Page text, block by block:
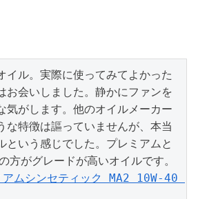
イル。実際に使ってみてよかった
お会いしました。静かにファンを
気がします。他のオイルメーカー
な特徴は謳っていませんが、本当
という感じでした。プレミアムと
ムシンセティック MA2 10W-40